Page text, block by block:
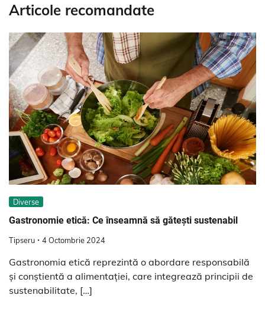
Articole recomandate
Diverse
Gastronomie etică: Ce înseamnă să gătești sustenabil
Tipseru 4 Octombrie 2024
Gastronomia etică reprezintă o abordare responsabilă
și conștientă a alimentației, care integrează principii de
sustenabilitate, […]